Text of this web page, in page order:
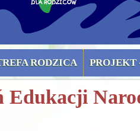
RODZICA PROJEKT
Edukacji